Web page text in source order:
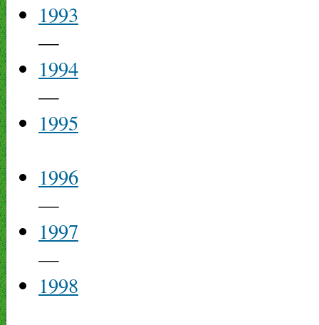
1993
—
1994
—
1995
1996
—
1997
—
1998